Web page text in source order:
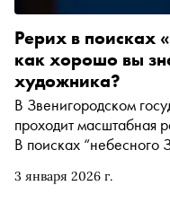
3 января 2026 г.
Рерих в поисках
как хорошо вы
художника?
В Звенигородском
проходит масштабная ретроспективная выставка «Рерих.
В поисках “небесного
Государственного